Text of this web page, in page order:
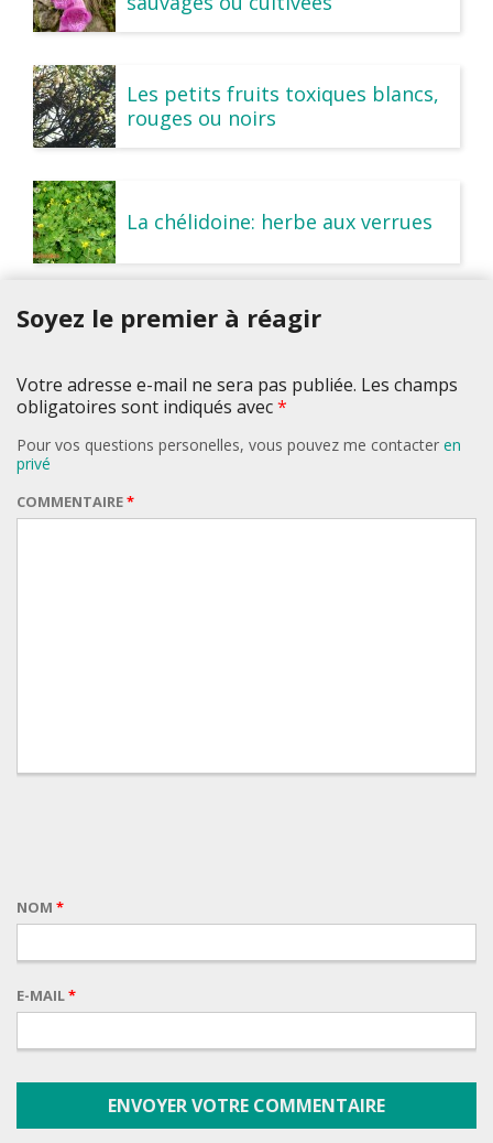
Les petits fruits toxiques blancs,
rouges ou noirs
La chélidoine: herbe aux verrues
Soyez le premier à réagir
Votre adresse e-mail ne sera pas publiée. Les champs
obligatoires sont indiqués avec*
Pour vos questions personelles, vous pouvez me contacter en
privé
COMMENTAIRE*
NOM *
E-MAIL*